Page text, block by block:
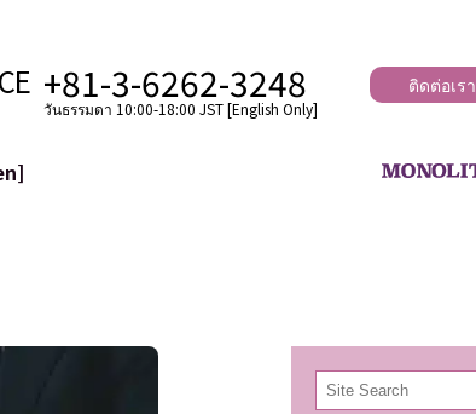
+81-3-6262-3248
วันธรรมดา 10:00-18:00 JST [English Only]
ติดต่อเรา
ามเสียหายต่อชื่อเสียง
検
索